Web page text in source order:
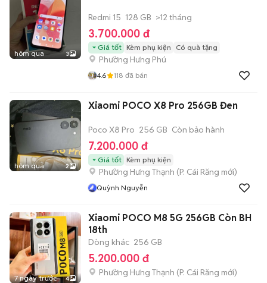
hôm qua 3
Redmi 15 128 GB >12 tháng
3.700.000 đ
Giá tốt Kèm phụ kiện Có quà tặng
Phường Hưng Phú
4.6 118 đã bán
hôm qua 2
Xiaomi POCO X8 Pro 256GB Đen
Poco X8 Pro 256 GB Còn bảo hành
7.200.000 đ
Giá tốt Kèm phụ kiện
Phường Hưng Thạnh (P. Cái Răng mới)
Quỳnh Nguyễn
7 ngày trước 4
Xiaomi POCO M8 5G 256GB Còn BH
18th
Dòng khác 256 GB
5.200.000 đ
Phường Hưng Thạnh (P. Cái Răng mới)